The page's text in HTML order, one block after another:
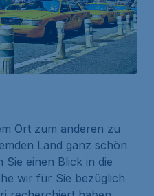
Ort zum anderen zu
Land ganz schön
Sie einen Blick in die
wir für Sie bezüglich